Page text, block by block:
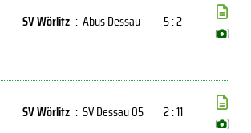
SV Wörlitz : Abus Dessau 5 : 2
( )
SV Wörlitz : SV Dessau 05 2 : 11
( )